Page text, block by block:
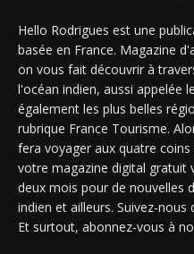
Hello Rodrigues est une
basée en France. Magazine
on vous fait découvrir à
l'océan indien, aussi appelée
également les plus belles
rubrique France Tourisme.
fera voyager aux quatre
votre magazine digital gratuit
deux mois pour de nouvelles
indien et ailleurs. Suivez-
Et surtout, abonnez-vous à